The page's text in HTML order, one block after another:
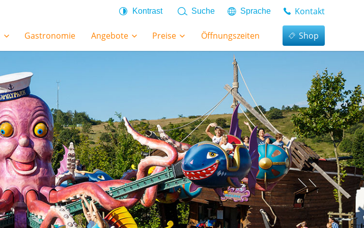
Kontrast Suche Sprache Kontakt
Gastronomie Angebote Preise Öffnungszeiten Shop